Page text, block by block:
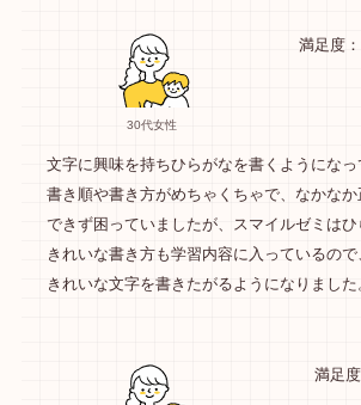
30代女性
満足度
文字に興味を持ちひらがなを書くようになっ
書き順や書き方がめちゃくちゃで、なかな
できず困っていましたが、スマイルゼミは
きれいな書き方も学習内容に入っているの
きれいな文字を書きたがるようになりました
満足